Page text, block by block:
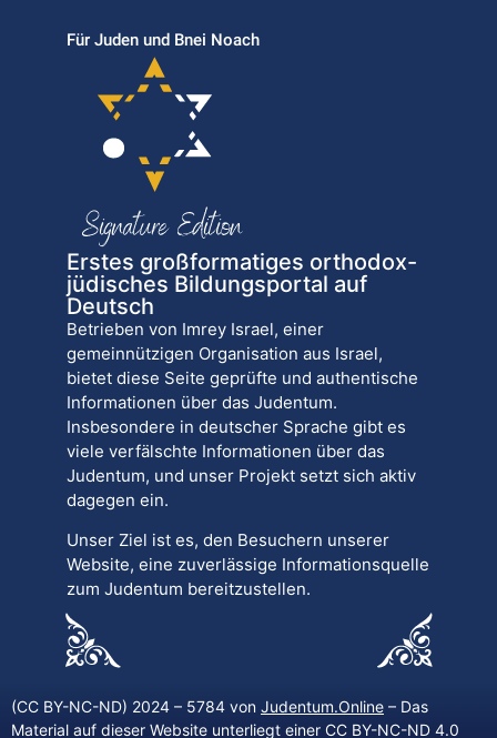
Für Juden und Bnei Noach
Erstes großformatiges orthodox-
jüdisches Bildungsportal auf
Deutsch
Betrieben von Imrey Israel, einer
gemeinnützigen Organisation aus Israel,
bietet diese Seite geprüfte und authentische
Informationen über das Judentum.
Insbesondere in deutscher Sprache gibt es
viele verfälschte Informationen über das
Judentum, und unser Projekt setzt sich aktiv
dagegen ein.
Unser Ziel ist es, den Besuchern unserer
Website, eine zuverlässige Informationsquelle
zum Judentum bereitzustellen.
(CC BY-NC-ND) 2024 – 5784 von Judentum.Online – Das
Material auf dieser Website unterliegt einer CC BY-NC-ND 4.0